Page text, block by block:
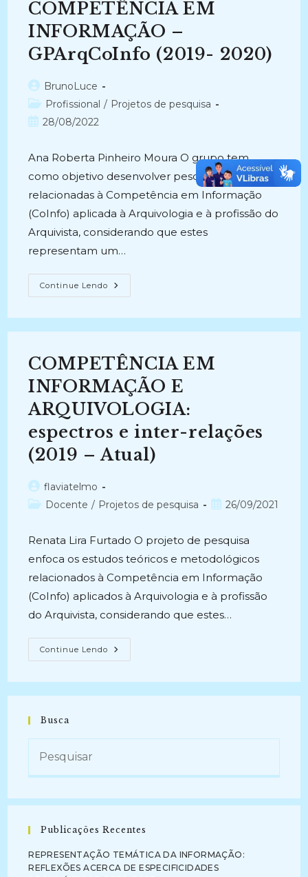
EM
ARQUIVOLOGIA
(2018)
COMPETÊNCIA EM
INFORMAÇÃO –
GPArqCoInfo (2019- 2020)
Autor
do
post:
BrunoLuce
Categoria
do
Profissional / Projetos de pesquisa
Post28/08/2022
Ana Roberta Pinheiro Moura O grupo tem
como objetivo desenvolver pesquisas
relacionadas à Competência em Informação
(CoInfo) aplicada à Arquivologia e à profissão do
Arquivista, considerando que estes
representam um…
Continue Lendo ARQUIVOLOGIA
E
–
(2019-
2020)
COMPETÊNCIA EM
INFORMAÇÃO E
ARQUIVOLOGIA:
espectros e inter-relações
(2019 – Atual)
Autor
do
flaviatelmo
Categoria
Docente / Projetos de pesquisa
Post26/09/2021
Renata Lira Furtado O projeto de pesquisa
enfoca os estudos teóricos e metodológicos
relacionados à Competência em Informação
(CoInfo) aplicados à Arquivologia e à profissão
do Arquivista, considerando que estes…
Continue Lendo COMPETÊNCIA
EM
Espectros
(2019
Busca
Publicações Recentes
REPRESENTAÇÃO TEMÁTICA DA INFORMAÇÃO:
REFLEXÕES ACERCA DE ESPECIFICIDADES